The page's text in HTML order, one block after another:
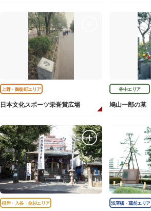
上野・御徒町エリア
日本文化スポーツ栄誉賞広場
谷中エリア
鳩山一郎の墓
根岸・入谷・金杉エリア 浅草橋・蔵前エリア